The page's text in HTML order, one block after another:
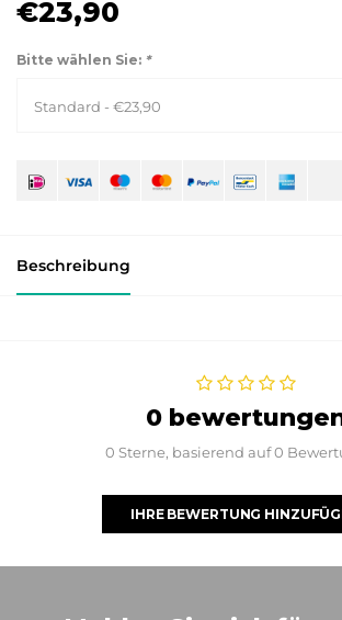
€23,90
Bitte wählen Sie: *
Standard - €23,90
Beschreibung
0
0 Sterne, basierend auf 0
IHRE BEWERTUNG